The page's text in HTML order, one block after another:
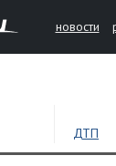
новости
ДТП